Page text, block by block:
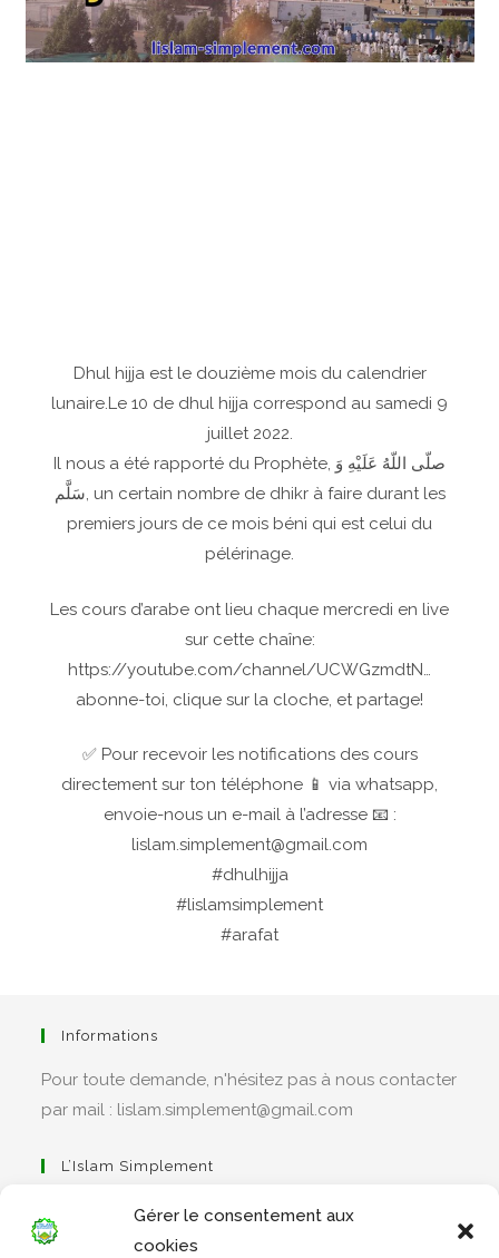
Gérer le consentement aux
cookies
Dhul hijja est le douzième mois du calendrier
lunaire.Le 10 de dhul hijja correspond au samedi 9
juillet 2022.
Il nous a été rapporté du Prophète, صلّى اللّهُ عَلَيْهِ وَ
سَلَّم, un certain nombre de dhikr à faire durant les
premiers jours de ce mois béni qui est celui du
pélérinage.
Les cours d’arabe ont lieu chaque mercredi en live
sur cette chaîne:
https://youtube.com/channel/UCWGzmdtN…
abonne-toi, clique sur la cloche, et partage!
✅ Pour recevoir les notifications des cours
directement sur ton téléphone 📱 via whatsapp,
envoie-nous un e-mail à l’adresse 📧 :
lislam.simplement@gmail.com
#dhulhijja
#lislamsimplement
#arafat
Informations
Pour toute demande, n'hésitez pas à nous contacter
par mail : lislam.simplement@gmail.com
L’Islam Simplement